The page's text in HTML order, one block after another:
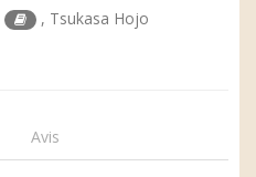
, Tsukasa Hojo
Avis